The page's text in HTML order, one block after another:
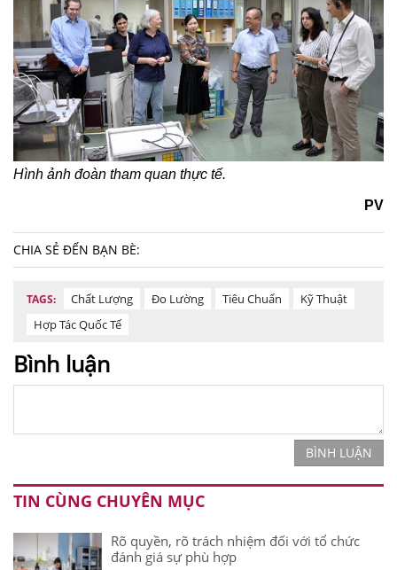
Hình ảnh đoàn tham quan thực tế.
PV
CHIA SẺ ĐẾN BẠN BÈ:
TAGS: Chất Lượng Đo Lường Tiêu Chuẩn
Kỹ Thuật
Hợp Tác Quốc Tế
Bình luận
BÌNH LUẬN
TIN CÙNG CHUYÊN MỤC
Rõ quyền, rõ trách nhiệm đối với tổ chức
đánh giá sự phù hợp